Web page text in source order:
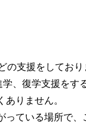
支援をしてお
、復学支援を
りません。
っている場所で